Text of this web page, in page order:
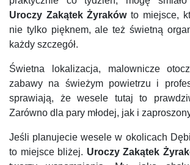
Uroczy Zakątek Żyrakówto miejsce,
nie tylko pięknem, ale też świetną
każdy szczegół.
Świetna lokalizacja, malownicze
zabawy na świeżym powietrzu i
sprawiają, że wesele tutaj to
Zarówno dla pary młodej, jak i
Jeśli planujecie wesele w okolicach
to miejsce bliżej. Uroczy Zakątek